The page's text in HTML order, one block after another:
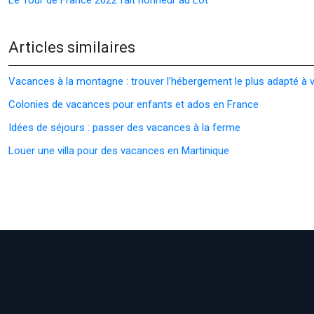
Articles similaires
Vacances à la montagne : trouver l’hébergement le plus adapté à
Colonies de vacances pour enfants et ados en France
Idées de séjours : passer des vacances à la ferme
Louer une villa pour des vacances en Martinique